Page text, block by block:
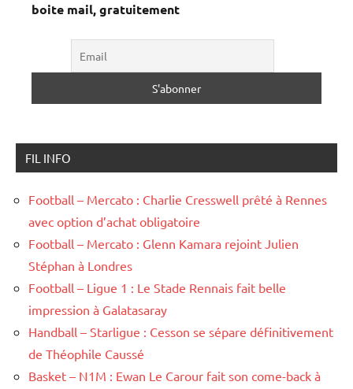
boite mail, gratuitement
FIL INFO
Football – Mercato : Charlie Cresswell prêté à Rennes
avec option d’achat obligatoire
Football – Mercato : Glenn Kamara rejoint Julien
Stéphan à Londres
Football – Ligue 1 : Le Stade Rennais fait belle
impression à Galatasaray
Handball – Starligue : Cesson se sépare définitivement
de Théophile Caussé
Basket – N1M : Ewan Le Carour fait son come-back à